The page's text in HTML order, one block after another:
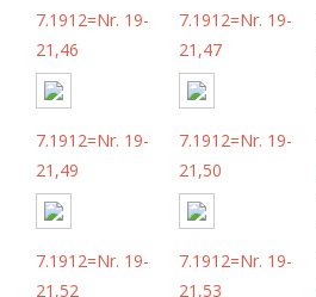
7.1912=Nr. 19-
21,46
7.1912=Nr. 19-
21,47
7.1912=Nr. 19-
21,49
7.1912=Nr. 19-
21,50
7.1912=Nr. 19-
21,52
7.1912=Nr. 19-
21,53